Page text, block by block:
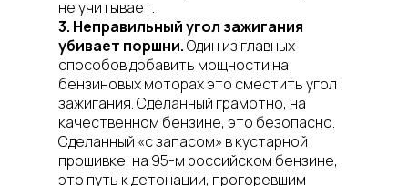
не учитывает.
3. Неправильный угол зажигания
убивает поршни.Один из главных
способов добавить мощности на
бензиновых моторах это сместить угол
зажигания. Сделанный грамотно, на
качественном бензине, это безопасно.
Сделанный «с запасом» в кустарной
прошивке, на 95-м российском бензине,
это путь к детонации, прогоревшим